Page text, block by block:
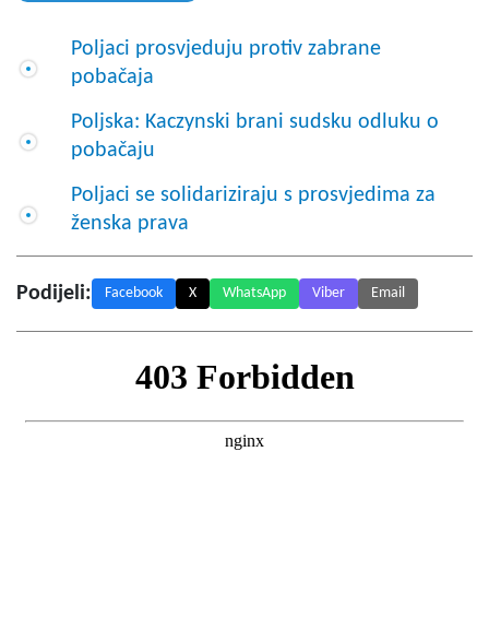
Poljaci prosvjeduju protiv zabrane
pobačaja
Poljska: Kaczynski brani sudsku odluku o
pobačaju
Poljaci se solidariziraju s prosvjedima za
ženska prava
Podijeli: Facebook X WhatsApp Viber Email